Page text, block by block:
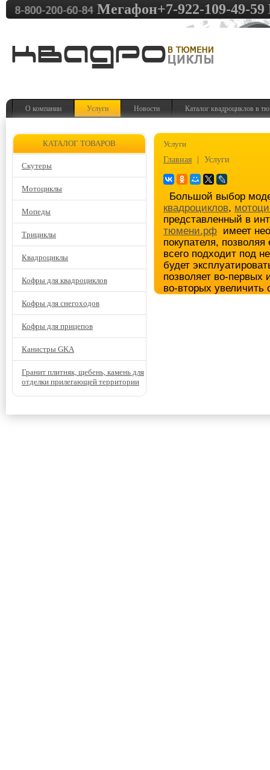
Мегафон+7-922-109-49-59
О компании Услуги Новости Каталог квадроциклов в
Услуги
Главная
Услуги
Большой выбор
квадроциклов,
представленный в
тюмени.рф имеет
покупателя,
всего подходит под
будет
позволяет во-первых
во-вторых увеличить
КАТАЛОГ ТОВАРОВ
Скутеры
Мотоциклы
Мопеды
Трициклы
Квадроциклы
Кофры для квадроциклов
Кофры для снегоходов
Кофры для прицепов
Канистры GKA
Гранит плитняк, щебень, камень для
отделки прилегающей территории